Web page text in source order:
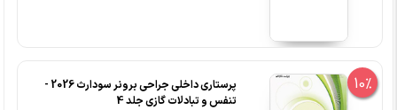
10%
پرستاری داخلی جراحی برونر سودارث 2026 -
تنفس و تبادلات گازی جلد 4